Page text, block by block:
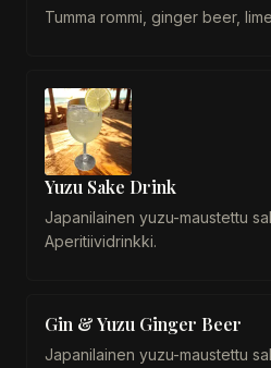
Tumma rommi, ginger beer,
Yuzu Sake Drink
Japanilainen yuzu-maustettu
Aperitiividrinkki.
Gin & Yuzu Ginger Beer
Japanilainen yuzu-maustettu